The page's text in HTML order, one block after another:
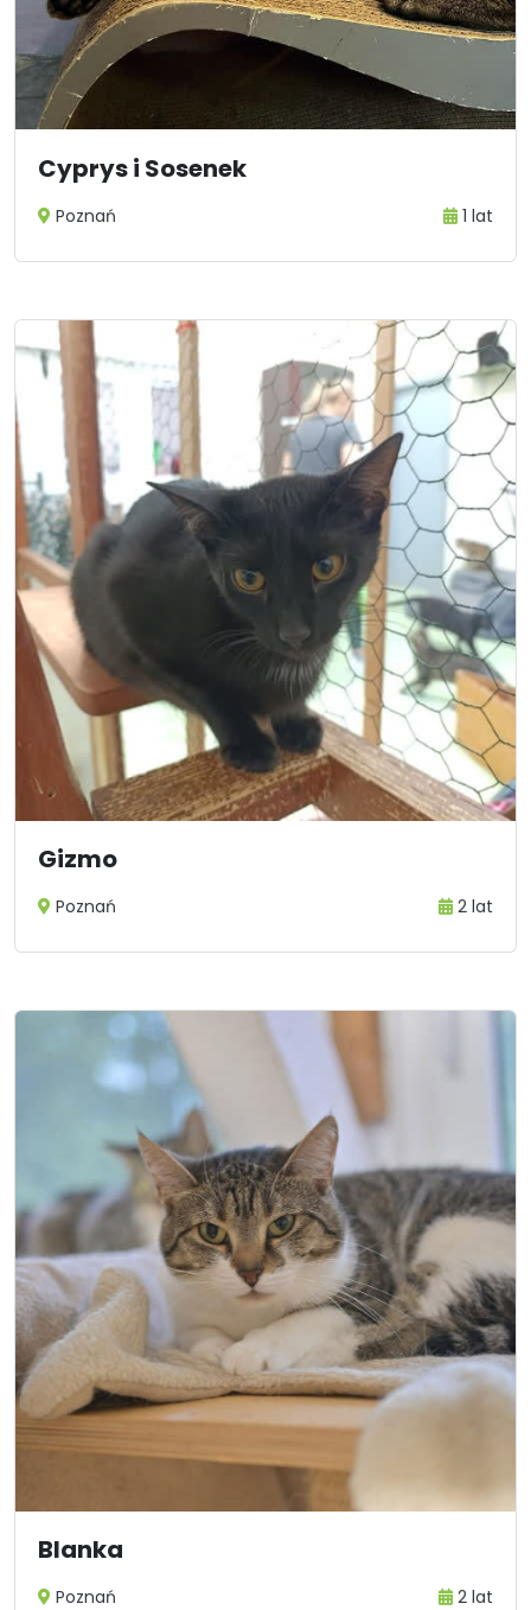
Cyprys i Sosenek
Poznań 1 lat
Gizmo
Poznań 2 lat
Blanka
Poznań 2 lat